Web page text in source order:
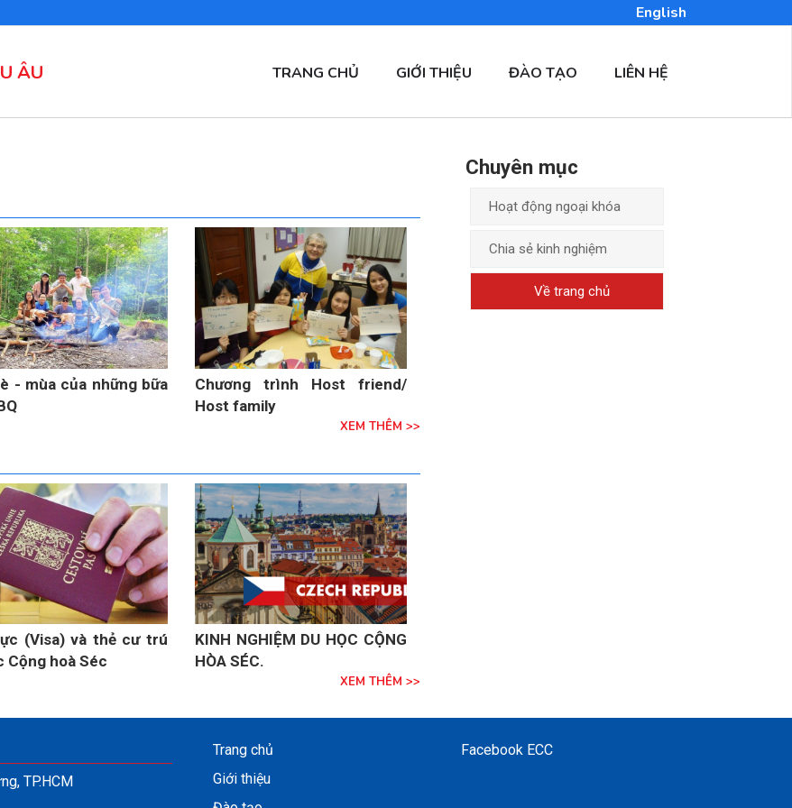
English
ÂU
MAIN
TRANG CHỦ GIỚI THIỆU ĐÀO TẠO LIÊN HỆ
- mùa của những bữa
Chương trình Host friend/
Host family
XEM THÊM >>
(Visa) và thẻ cư trú
Cộng hoà Séc
KINH NGHIỆM DU HỌC CỘNG
HÒA SÉC.
XEM THÊM >>
Chuyên mục
Hoạt động ngoại khóa
Chia sẻ kinh nghiệm
Về trang chủ
TP.HCM
Trang chủ
Giới thiệu
Facebook ECC